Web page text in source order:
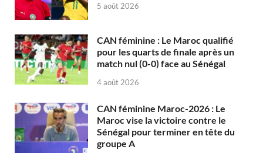
5 août 2026
CAN féminine : Le Maroc qualifié
pour les quarts de finale après un
match nul (0-0) face au Sénégal
4 août 2026
CAN féminine Maroc-2026 : Le
Maroc vise la victoire contre le
Sénégal pour terminer en tête du
groupe A